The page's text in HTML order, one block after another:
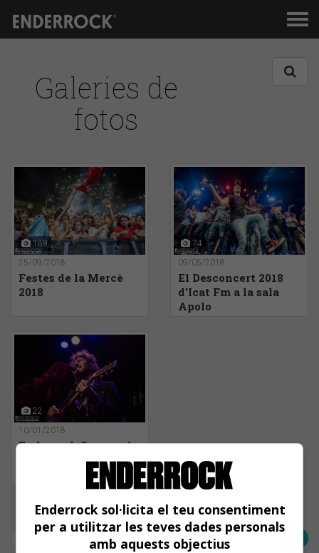
Galeries de
fotos
189
25/09/2018
Festes de la Mercè
2018
74
09/05/2018
El Desconcert 2018
d'Icat Fm a la sala
Apolo
22
10/01/2018
Enderrock Sona amb
Èric Vinaixa i
Halldor Mar a la
Pàgina 1 de 1
< Anterior
Enderrock sol·licita el teu consentiment
per a utilitzar les teves dades personals
amb aquests objectius